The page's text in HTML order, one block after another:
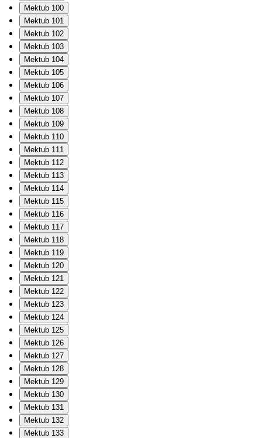
Mektub 100
Mektub 101
Mektub 102
Mektub 103
Mektub 104
Mektub 105
Mektub 106
Mektub 107
Mektub 108
Mektub 109
Mektub 110
Mektub 111
Mektub 112
Mektub 113
Mektub 114
Mektub 115
Mektub 116
Mektub 117
Mektub 118
Mektub 119
Mektub 120
Mektub 121
Mektub 122
Mektub 123
Mektub 124
Mektub 125
Mektub 126
Mektub 127
Mektub 128
Mektub 129
Mektub 130
Mektub 131
Mektub 132
Mektub 133